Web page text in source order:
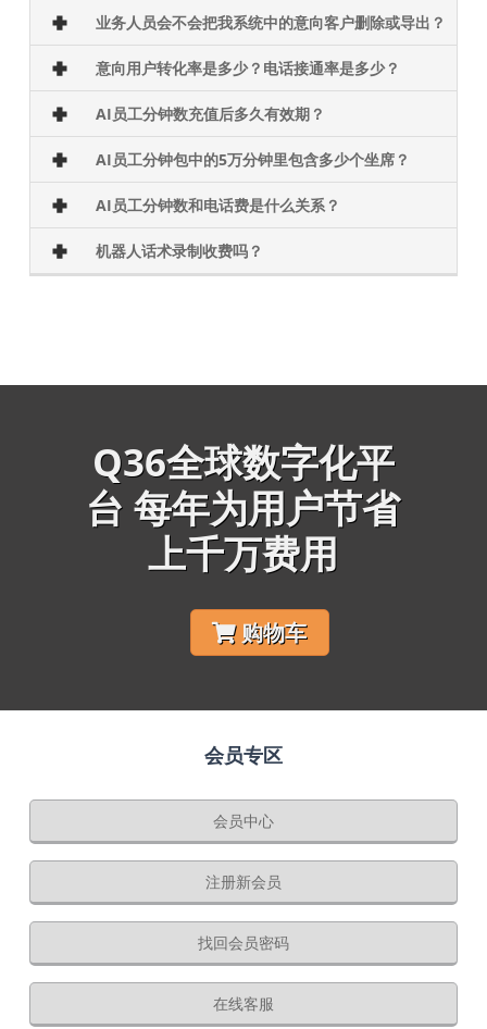
业务人员会不会把我系统中的意向客户删除或导出？
意向用户转化率是多少？电话接通率是多少？
AI员工分钟数充值后多久有效期？
AI员工分钟包中的5万分钟里包含多少个坐席？
AI员工分钟数和电话费是什么关系？
机器人话术录制收费吗？
Q36全球数字化平
台 每年为用户节省
上千万费用
购物车
会员专区
会员中心
注册新会员
找回会员密码
在线客服